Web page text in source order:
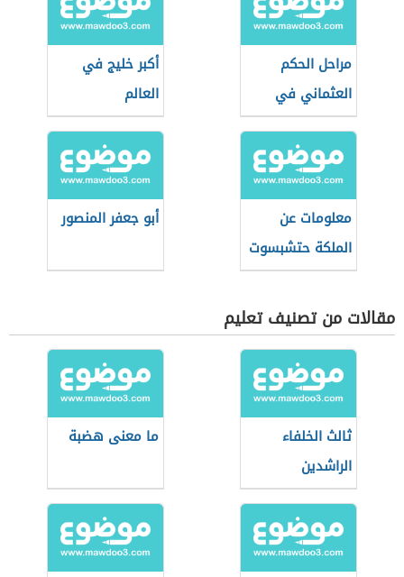
مراحل الحكم
العثماني في
الجزائر
أكبر خليج في
العالم
معلومات عن
الملكة حتشبسوت
أبو جعفر المنصور
مقالات من تصنيف تعليم
ثالث الخلفاء
الراشدين
ما معنى هضبة